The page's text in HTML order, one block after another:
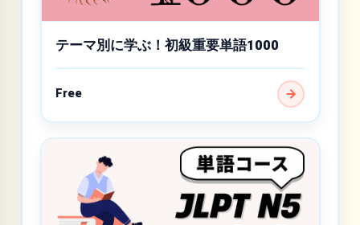
テーマ別に学ぶ！初級重要単語1000
Free